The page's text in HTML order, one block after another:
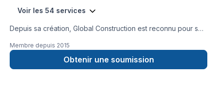
Voir les 54 services
Depuis sa création, Global Construction est reconnu pour son
sinistre, Armoires, Balcon, Balcon de bois, Carrelage,
Charpentier, Construction, Cuisine, Démolition, Escalier et
rampe, Foyer et poêle, Garage, Gypse, Margelle, Meubles,
Membre depuis 2015
Obtenir une soumission